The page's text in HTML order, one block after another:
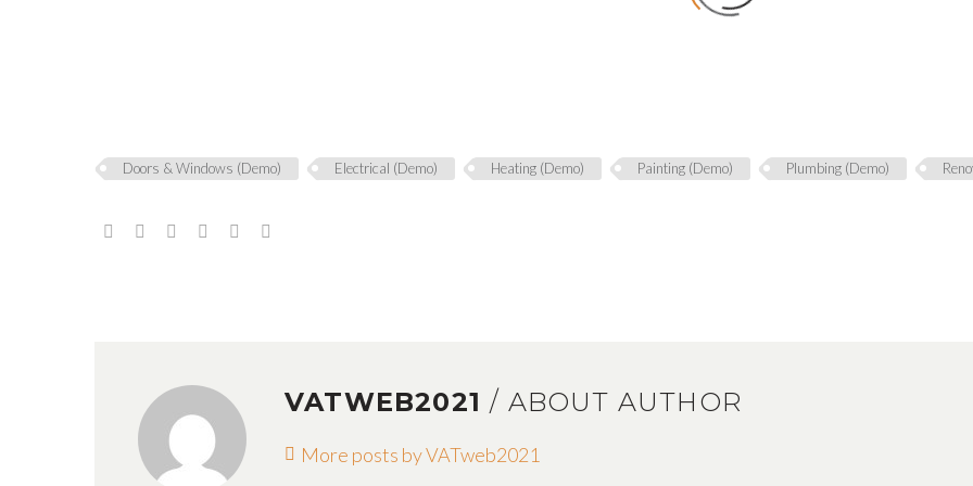
Doors & Windows (Demo) Electrical (Demo) Heating (Demo) Painting (Demo) Plumbing (Demo)
VATWEB2021/ ABOUT AUTHOR
More posts by VATweb2021